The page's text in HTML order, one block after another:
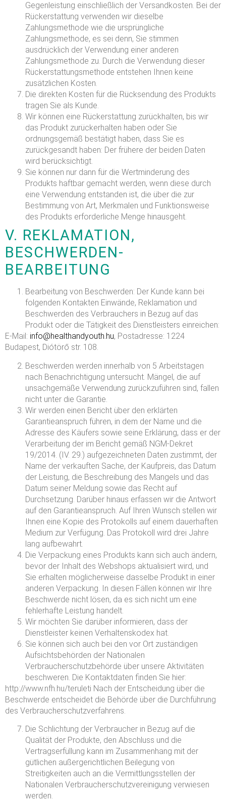
Gegenleistung einschließlich der Versandkosten. Bei der
Rückerstattung verwenden wir dieselbe
Zahlungsmethode wie die ursprüngliche
Zahlungsmethode, es sei denn, Sie stimmen
ausdrücklich der Verwendung einer anderen
Zahlungsmethode zu. Durch die Verwendung dieser
Rückerstattungsmethode entstehen Ihnen keine
zusätzlichen Kosten.
Die direkten Kosten für die Rücksendung des Produkts
tragen Sie als Kunde.
Wir können eine Rückerstattung zurückhalten, bis wir
das Produkt zurückerhalten haben oder Sie
ordnungsgemäß bestätigt haben, dass Sie es
zurückgesandt haben: Der frühere der beiden Daten
wird berücksichtigt.
Sie können nur dann für die Wertminderung des
Produkts haftbar gemacht werden, wenn diese durch
eine Verwendung entstanden ist, die über die zur
Bestimmung von Art, Merkmalen und Funktionsweise
des Produkts erforderliche Menge hinausgeht.
V. REKLAMATION,
BESCHWERDEN-
BEARBEITUNG
Bearbeitung von Beschwerden: Der Kunde kann bei
folgenden Kontakten Einwände, Reklamation und
Beschwerden des Verbrauchers in Bezug auf das
Produkt oder die Tätigkeit des Dienstleisters einreichen:
E-Mail: info@healthandyouth.hu, Postadresse: 1224
Budapest, Diótörő str. 108.
Beschwerden werden innerhalb von 5 Arbeitstagen
nach Benachrichtigung untersucht. Mängel, die auf
unsachgemäße Verwendung zurückzuführen sind, fallen
nicht unter die Garantie.
Wir werden einen Bericht über den erklärten
Garantieanspruch führen, in dem der Name und die
Adresse des Käufers sowie seine Erklärung, dass er der
Verarbeitung der im Bericht gemäß NGM-Dekret
19/2014. (IV. 29.) aufgezeichneten Daten zustimmt, der
Name der verkauften Sache, der Kaufpreis, das Datum
der Leistung, die Beschreibung des Mangels und das
Datum seiner Meldung sowie das Recht auf
Durchsetzung. Darüber hinaus erfassen wir die Antwort
auf den Garantieanspruch. Auf Ihren Wunsch stellen wir
Ihnen eine Kopie des Protokolls auf einem dauerhaften
Medium zur Verfügung. Das Protokoll wird drei Jahre
lang aufbewahrt.
Die Verpackung eines Produkts kann sich auch ändern,
bevor der Inhalt des Webshops aktualisiert wird, und
Sie erhalten möglicherweise dasselbe Produkt in einer
anderen Verpackung. In diesen Fällen können wir Ihre
Beschwerde nicht lösen, da es sich nicht um eine
fehlerhafte Leistung handelt.
Wir möchten Sie darüber informieren, dass der
Dienstleister keinen Verhaltenskodex hat.
Sie können sich auch bei den vor Ort zuständigen
Aufsichtsbehörden der Nationalen
Verbraucherschutzbehörde über unsere Aktivitäten
beschweren. Die Kontaktdaten finden Sie hier:
http://www.nfh.hu/teruleti Nach der Entscheidung über die
Beschwerde entscheidet die Behörde über die Durchführung
des Verbraucherschutzverfahrens.
Die Schlichtung der Verbraucher in Bezug auf die
Qualität der Produkte, den Abschluss und die
Vertragserfüllung kann im Zusammenhang mit der
gütlichen außergerichtlichen Beilegung von
Streitigkeiten auch an die Vermittlungsstellen der
Nationalen Verbraucherschutzvereinigung verwiesen
werden.